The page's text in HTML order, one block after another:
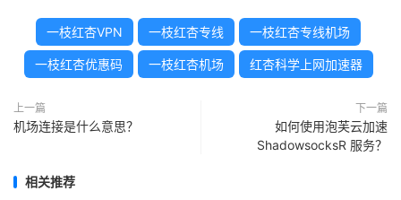
一枝红杏VPN 一枝红杏专线 一枝红杏专线机场
一枝红杏优惠码 一枝红杏机场 红杏科学上网加速器
上一篇
机场连接是什么意思？
下一篇
如何使用泡芙云加速
ShadowsocksR 服务？
相关推荐